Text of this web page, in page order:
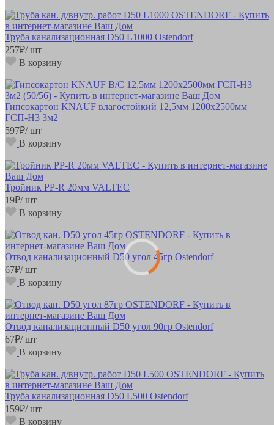
Труба канализационная D50 L1000 Ostendorf
257₽/ шт
В корзину
Гипсокартон KNAUF влагостойкий 12,5мм 1200х2500мм
ГСП-Н3 3м2
597₽/ шт
В корзину
Тройник РР-R 20мм VALTEC
19₽/ шт
В корзину
Отвод канализационный D50 угол 45гр Ostendorf
67₽/ шт
В корзину
Отвод канализационный D50 угол 90гр Ostendorf
67₽/ шт
В корзину
Труба канализационная D50 L500 Ostendorf
159₽/ шт
В корзину